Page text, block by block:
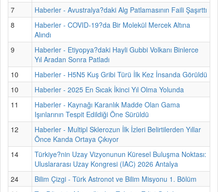
7
Haberler - Avustralya?daki Alg Patlamasının Faili Şaşırttı
8
Haberler - COVID-19?da Bir Molekül Mercek Altına
Alındı
9
Haberler - Etiyopya?daki Hayli Gubbi Volkanı Binlerce
Yıl Aradan Sonra Patladı
10
Haberler - H5N5 Kuş Gribi Türü İlk Kez İnsanda Görüldü
10
Haberler - 2025 En Sıcak İkinci Yıl Olma Yolunda
11
Haberler - Kaynağı Karanlık Madde Olan Gama
Işınlarının Tespit Edildiği Öne Sürüldü
12
Haberler - Multipl Sklerozun İlk İzleri Belirtilerden Yıllar
Önce Kanda Ortaya Çıkıyor
14
Türkiye?nin Uzay Vizyonunun Küresel Buluşma Noktası:
Uluslararası Uzay Kongresi (IAC) 2026 Antalya
24
Bilim Çizgi - Türk Astronot ve Bilim Misyonu 1. Bölüm